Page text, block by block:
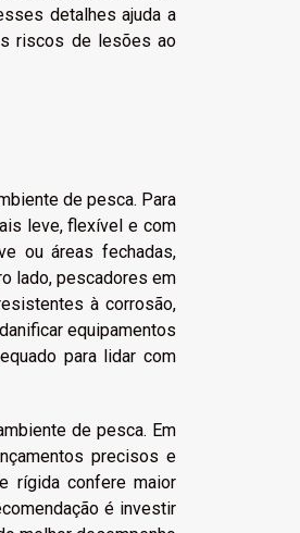
detalhes ajuda a
riscos de lesões ao
de pesca. Para
leve, flexível e com
ou áreas fechadas,
lado, pescadores em
à corrosão,
equipamentos
para lidar com
de pesca. Em
precisos e
rígida confere maior
é investir